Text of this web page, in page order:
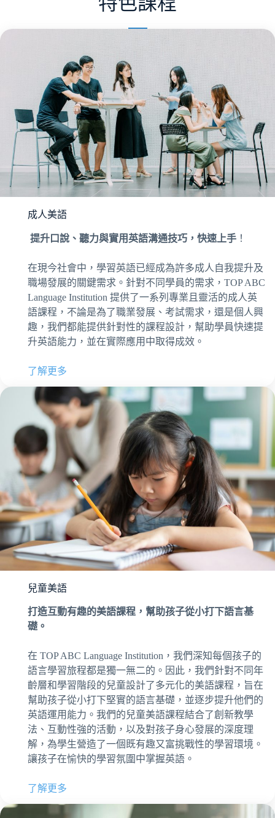
成人美語
提升口說、聽力與實用英語溝通技巧，快速上手 ！
在現今社會中，學習英語已經成為許多成人自我提升及
職場發展的關鍵需求。針對不同學員的需求，TOP ABC
Language Institution 提供了一系列專業且靈活的成人英
語課程，不論是為了職業發展、考試需求，還是個人興
趣，我們都能提供針對性的課程設計，幫助學員快速提
升英語能力，並在實際應用中取得成效。
了解更多
兒童美語
打造互動有趣的美語課程，幫助孩子從小打下語言基
礎。
在 TOP ABC Language Institution，我們深知每個孩子的
語言學習旅程都是獨一無二的。因此，我們針對不同年
齡層和學習階段的兒童設計了多元化的美語課程，旨在
幫助孩子從小打下堅實的語言基礎，並逐步提升他們的
英語運用能力。我們的兒童美語課程結合了創新教學
法、互動性強的活動，以及對孩子身心發展的深度理
解，為學生營造了一個既有趣又富挑戰性的學習環境。
讓孩子在愉快的學習氛圍中掌握英語。
了解更多